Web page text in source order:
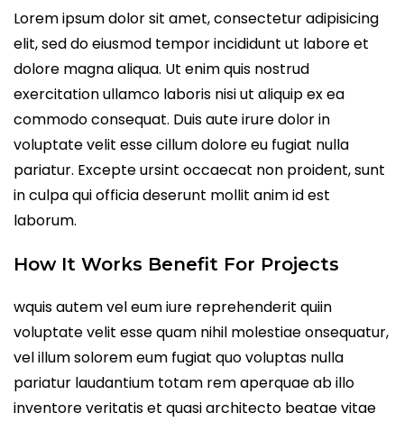
Lorem ipsum dolor sit amet, consectetur adipisicing
elit, sed do eiusmod tempor incididunt ut labore et
dolore magna aliqua. Ut enim quis nostrud
exercitation ullamco laboris nisi ut aliquip ex ea
commodo consequat. Duis aute irure dolor in
voluptate velit esse cillum dolore eu fugiat nulla
pariatur. Excepte ursint occaecat non proident, sunt
in culpa qui officia deserunt mollit anim id est
laborum.
How It Works Benefit For Projects
wquis autem vel eum iure reprehenderit quiin
voluptate velit esse quam nihil molestiae onsequatur,
vel illum solorem eum fugiat quo voluptas nulla
pariatur laudantium totam rem aperquae ab illo
inventore veritatis et quasi architecto beatae vitae